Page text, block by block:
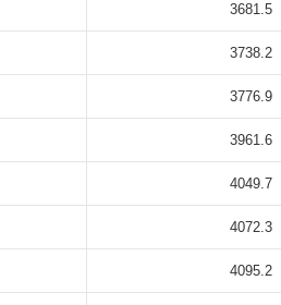
3681.5
3738.2
3776.9
3961.6
4049.7
4072.3
4095.2